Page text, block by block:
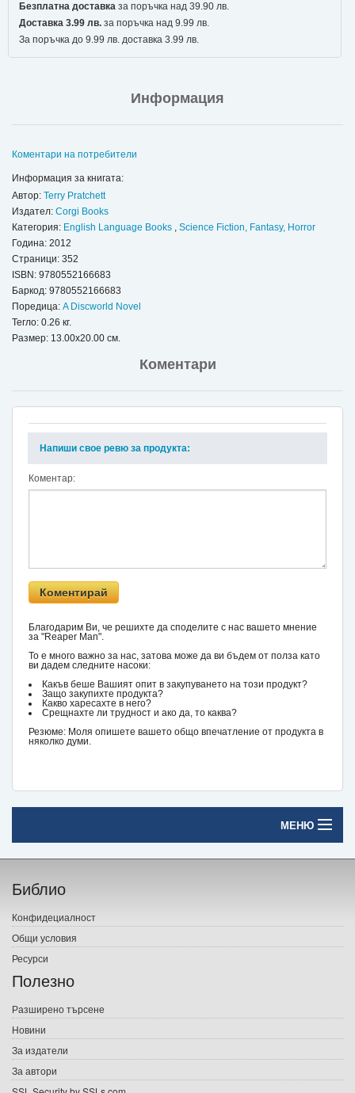
Безплатна доставказа поръчка над 39.90 лв.
Доставка 3.99 лв.за поръчка над 9.99 лв.
За поръчка до 9.99 лв. доставка 3.99 лв.
Информация
Коментари на потребители
Информация за книгата:
Автор: Terry Pratchett
Издател: Corgi Books
Категория: English Language Books
Science Fiction, Fantasy, Horror
Година: 2012
Страници: 352
ISBN: 9780552166683
Баркод: 9780552166683
Поредица: A Discworld Novel
Тегло: 0.26 кг.
Размер: 13.00x20.00 см.
Коментари
Напиши свое ревю за продукта:
Коментар:
Благодарим Ви, че решихте да споделите с нас вашето мнение
за "Reaper Man".
То е много важно за нас, затова може да ви бъдем от полза като
ви дадем следните насоки:
Какъв беше Вашият опит в закупуването на този продукт?
Защо закупихте продукта?
Какво харесахте в него?
Срещнахте ли трудност и ако да, то каква?
Резюме: Моля опишете вашето общо впечатление от продукта в
няколко думи.
МЕНЮ
Начало
Печатни книги
Електронни книги
Е-списания
Подаръци
Ваучери
Библио
Конфидециалност
Общи условия
Ресурси
Полезно
Разширено търсене
Новини
За издатели
За автори